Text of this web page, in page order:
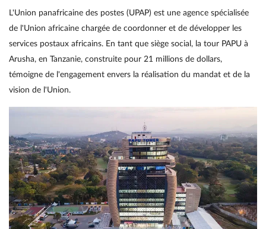
L'Union panafricaine des postes (UPAP) est une agence spécialisée
de l'Union africaine chargée de coordonner et de développer les
services postaux africains. En tant que siège social, la tour PAPU à
Arusha, en Tanzanie, construite pour 21 millions de dollars,
témoigne de l'engagement envers la réalisation du mandat et de la
vision de l'Union.